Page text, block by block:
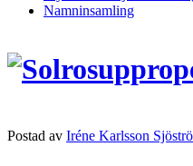
Namninsamling
Postad av Iréne Karlsson